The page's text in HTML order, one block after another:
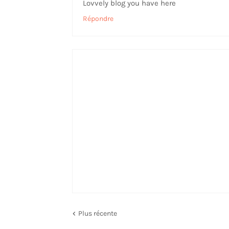
Lovvely blog you have here
Répondre
Plus récente